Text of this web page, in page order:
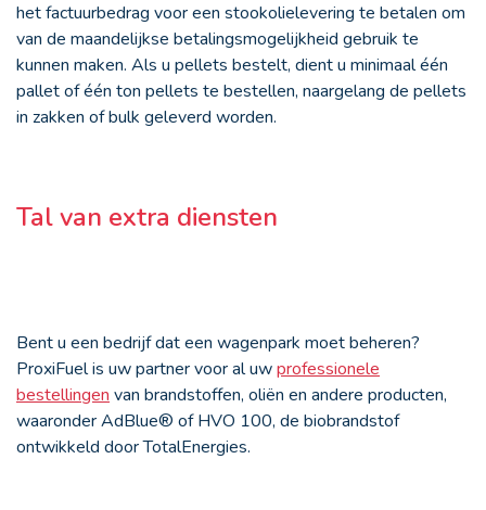
het factuurbedrag voor een stookolielevering te betalen om
van de maandelijkse betalingsmogelijkheid gebruik te
kunnen maken. Als u pellets bestelt, dient u minimaal één
pallet of één ton pellets te bestellen, naargelang de pellets
in zakken of bulk geleverd worden.
Tal van extra diensten
Bent u een bedrijf dat een wagenpark moet beheren?
ProxiFuel is uw partner voor al uwprofessionele
bestellingen van brandstoffen, oliën en andere producten,
waaronder AdBlue® of HVO 100, de biobrandstof
ontwikkeld door TotalEnergies.